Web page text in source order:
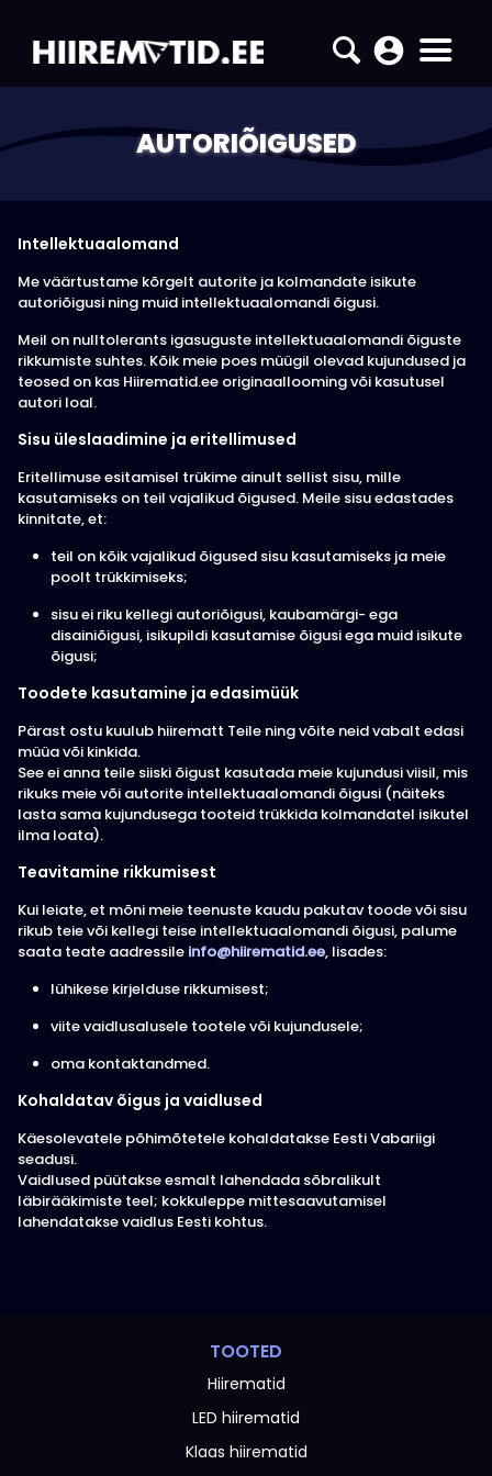
AUTORIÕIGUSED
Intellektuaalomand
Me väärtustame kõrgelt autorite ja kolmandate isikute
autoriõigusi ning muid intellektuaalomandi õigusi.
Meil on nulltolerants igasuguste intellektuaalomandi õiguste
rikkumiste suhtes. Kõik meie poes müügil olevad kujundused ja
teosed on kas Hiirematid.ee originaallooming või kasutusel
autori loal.
Sisu üleslaadimine ja eritellimused
Eritellimuse esitamisel trükime ainult sellist sisu, mille
kasutamiseks on teil vajalikud õigused. Meile sisu edastades
kinnitate, et:
teil on kõik vajalikud õigused sisu kasutamiseks ja meie
poolt trükkimiseks;
sisu ei riku kellegi autoriõigusi, kaubamärgi- ega
disainiõigusi, isikupildi kasutamise õigusi ega muid isikute
õigusi;
Toodete kasutamine ja edasimüük
Pärast ostu kuulub hiirematt Teile ning võite neid vabalt edasi
müüa või kinkida.
See ei anna teile siiski õigust kasutada meie kujundusi viisil, mis
rikuks meie või autorite intellektuaalomandi õigusi (näiteks
lasta sama kujundusega tooteid trükkida kolmandatel isikutel
ilma loata).
Teavitamine rikkumisest
Kui leiate, et mõni meie teenuste kaudu pakutav toode või sisu
rikub teie või kellegi teise intellektuaalomandi õigusi, palume
saata teate aadressile info@hiirematid.ee, lisades:
lühikese kirjelduse rikkumisest;
viite vaidlusalusele tootele või kujundusele;
oma kontaktandmed.
Kohaldatav õigus ja vaidlused
Käesolevatele põhimõtetele kohaldatakse Eesti Vabariigi
seadusi.
Vaidlused püütakse esmalt lahendada sõbralikult
läbirääkimiste teel; kokkuleppe mittesaavutamisel
lahendatakse vaidlus Eesti kohtus.
TOOTED
Hiirematid
LED hiirematid
Klaas hiirematid